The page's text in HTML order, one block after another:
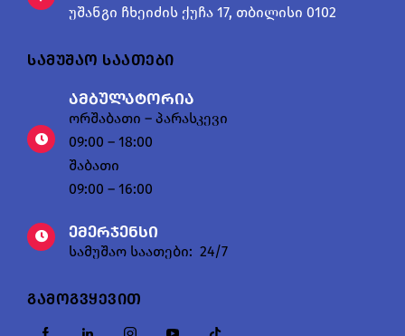
უშანგი ჩხეიძის ქუჩა 17, თბილისი 0102
სამუშაო საათები
ამბულატორია
ორშაბათი – პარასკევი
09:00 – 18:00
შაბათი
09:00 – 16:00
ემერჯენსი
სამუშაო საათები: 24/7
გამოგვყევით